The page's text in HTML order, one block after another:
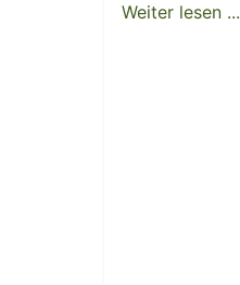
Weiter lesen ...